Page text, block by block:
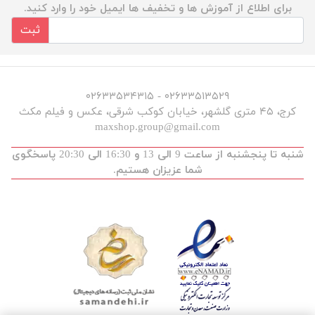
برای اطلاع از آموزش ها و تخفیف ها ایمیل خود را وارد کنید.
ثبت
۰۲۶۳۳۵۱۳۵۲۹ - ۰۲۶۳۳۵۳۴۳۱۵
کرج، ۴۵ متری گلشهر، خیابان کوکب شرقی، عکس و فیلم مکث
maxshop.group@gmail.com
شنبه تا پنجشنبه از ساعت 9 الی 13 و 16:30 الی 20:30 پاسخگوی
شما عزیزان هستیم.